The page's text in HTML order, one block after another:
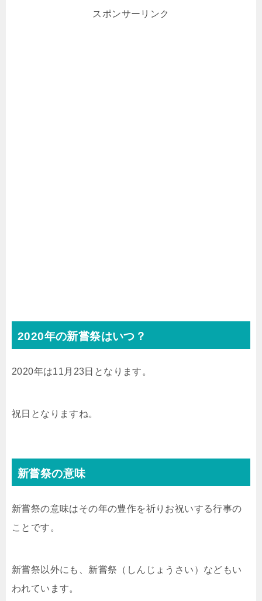
スポンサーリンク
2020年の新嘗祭はいつ？
2020年は11月23日となります。
祝日となりますね。
新嘗祭の意味
新嘗祭の意味はその年の豊作を祈りお祝いする行事の
ことです。
新嘗祭以外にも、新嘗祭（しんじょうさい）などもい
われています。